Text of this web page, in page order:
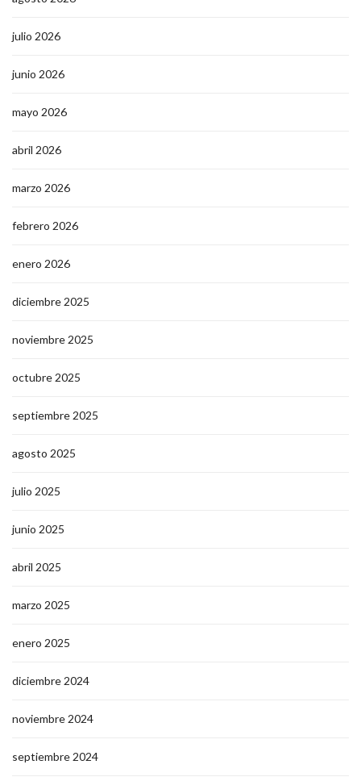
julio 2026
junio 2026
mayo 2026
abril 2026
marzo 2026
febrero 2026
enero 2026
diciembre 2025
noviembre 2025
octubre 2025
septiembre 2025
agosto 2025
julio 2025
junio 2025
abril 2025
marzo 2025
enero 2025
diciembre 2024
noviembre 2024
septiembre 2024